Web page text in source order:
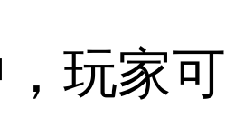
玩家可